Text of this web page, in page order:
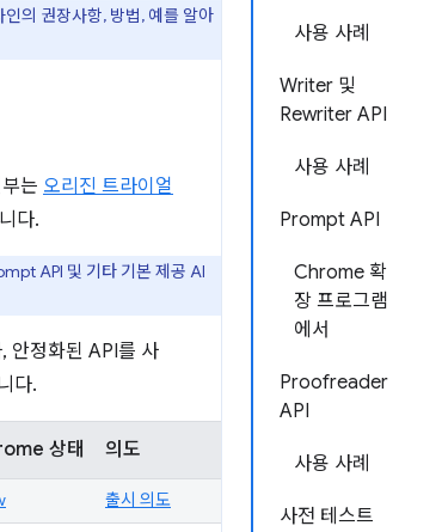
사용 사례
Writer 및
Rewriter API
사용 사례
Prompt API
Chrome 확
장 프로그램
에서
Proofreader
API
사용 사례
사전 테스트
의 권장사항, 방법, 예를 알아
는 오리진 트라이얼
다.
API 및 기타 기본 제공 AI
안정화된 API를 사
다.
상태 의도
출시 의도